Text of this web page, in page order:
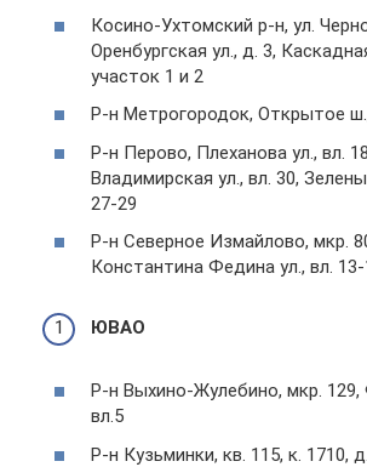
Косино-Ухтомский р-н, ул.
Оренбургская ул., д. 3,
участок 1 и 2
Р-н Метрогородок, Открытое
Р-н Перово, Плеханова ул., вл.
Владимирская ул., вл. 30,
27-29
Р-н Северное Измайлово, мкр.
Константина Федина ул., вл. 13-
ЮВАО
Р-н Выхино-Жулебино, мкр. 129,
вл.5
Р-н Кузьминки, кв. 115, к. 1710,